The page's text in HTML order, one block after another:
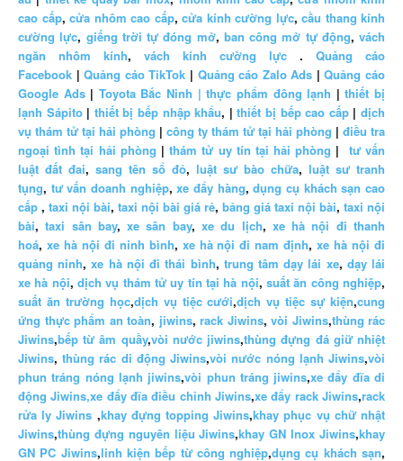
cao cấp, cửa nhôm cao cấp, cửa kính cường lực, cầu thang kính
cường lực, giếng trời tự đóng mở, ban công mở tự động, vách
ngăn nhôm kính, vách kính cường lực . Quảng cáo
Facebook |Quảng cáo TikTok | Quảng cáo Zalo Ads |Quảng cáo
Google Ads| Toyota Bắc Ninh | thực phẩm đông lạnh |thiết bị
lạnh Sápito | thiết bị bếp nhập khẩu, |thiết bị bếp cao cấp|dịch
vụ thám tử tại hải phòng | công ty thám tử tại hải phòng | điều tra
ngoại tình tại hải phòng |thám tử uy tín tại hải phòng | tư vấn
luật đất đai, sang tên sổ đỏ, luật sư bào chữa, luật sư tranh
tụng, tư vấn doanh nghiệp,xe đẩy hàng,dụng cụ khách sạn cao
cấp , taxi nội bài, taxi nội bài giá rẻ, bảng giá taxi nội bài, taxi nội
bài,taxi sân bay,xe sân bay,xe du lịch, xe hà nội đi thanh
hoá, xe hà nội đi ninh bình, xe hà nội đi nam định,xe hà nội đi
quảng ninh,xe hà nội đi thái bình, trung tâm dạy lái xe, dạy lái
xe hà nội,dịch vụ thám tử uy tín tại hà nội,suất ăn công nghiệp,
suất ăn trường học,dịch vụ tiệc cưới,dịch vụ tiệc sự kiện,cung
ứng thực phẩm an toàn, jiwins, rack Jiwins, vòi Jiwins,thùng rác
Jiwins,bếp từ âm quầy,vòi nước jiwins,thùng đựng đá giữ nhiệt
Jiwins,thùng rác di động Jiwins,vòi nước nóng lạnh Jiwins,vòi
phun tráng nóng lạnh jiwins,vòi phun tráng jiwins,xe đẩy đĩa di
động Jiwins,xe đẩy đĩa điều chỉnh Jiwins,xe đẩy rack Jiwins,rack
rửa ly Jiwins ,khay đựng topping Jiwins,khay phục vụ chữ nhật
Jiwins,thùng đựng nguyên liệu Jiwins,khay GN Inox Jiwins,khay
GN PC Jiwins,linh kiện bếp từ công nghiệp,dụng cụ khách sạn,